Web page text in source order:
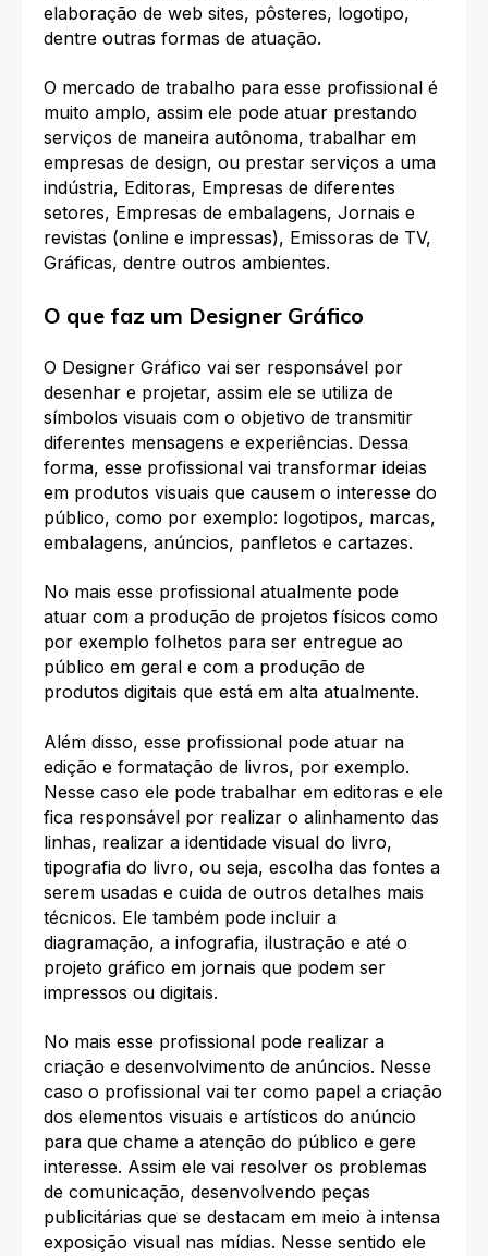
elaboração de web sites, pôsteres, logotipo,
dentre outras formas de atuação.
O mercado de trabalho para esse profissional é
muito amplo, assim ele pode atuar prestando
serviços de maneira autônoma, trabalhar em
empresas de design, ou prestar serviços a uma
indústria, Editoras, Empresas de diferentes
setores, Empresas de embalagens, Jornais e
revistas (online e impressas), Emissoras de TV,
Gráficas, dentre outros ambientes.
O que faz um Designer Gráfico
O Designer Gráfico vai ser responsável por
desenhar e projetar, assim ele se utiliza de
símbolos visuais com o objetivo de transmitir
diferentes mensagens e experiências. Dessa
forma, esse profissional vai transformar ideias
em produtos visuais que causem o interesse do
público, como por exemplo: logotipos, marcas,
embalagens, anúncios, panfletos e cartazes.
No mais esse profissional atualmente pode
atuar com a produção de projetos físicos como
por exemplo folhetos para ser entregue ao
público em geral e com a produção de
produtos digitais que está em alta atualmente.
Além disso, esse profissional pode atuar na
edição e formatação de livros, por exemplo.
Nesse caso ele pode trabalhar em editoras e ele
fica responsável por realizar o alinhamento das
linhas, realizar a identidade visual do livro,
tipografia do livro, ou seja, escolha das fontes a
serem usadas e cuida de outros detalhes mais
técnicos. Ele também pode incluir a
diagramação, a infografia, ilustração e até o
projeto gráfico em jornais que podem ser
impressos ou digitais.
No mais esse profissional pode realizar a
criação e desenvolvimento de anúncios. Nesse
caso o profissional vai ter como papel a criação
dos elementos visuais e artísticos do anúncio
para que chame a atenção do público e gere
interesse. Assim ele vai resolver os problemas
de comunicação, desenvolvendo peças
publicitárias que se destacam em meio à intensa
exposição visual nas mídias. Nesse sentido ele